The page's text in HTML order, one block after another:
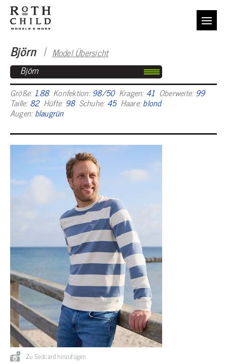
Björn I Model Übersicht
Björn
Größe: 1.88 Konfektion:98/50 Kragen: 41 Oberweite: 99
Taille: 82 Hüfte: 98 Schuhe: 45 Haare:blond
Augen: blaugrün
Zu Sedcard hinzufügen